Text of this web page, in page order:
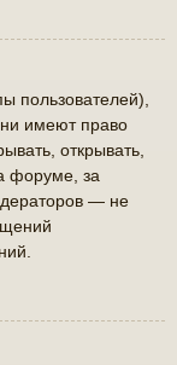
пользователей),
имеют право
открывать,
форуме, за
— не